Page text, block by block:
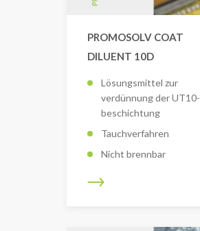
PROMOSOLV COAT
DILUENT 10D
Lösungsmittel zur
verdünnung der UT10-
beschichtung
Tauchverfahren
Nicht brennbar